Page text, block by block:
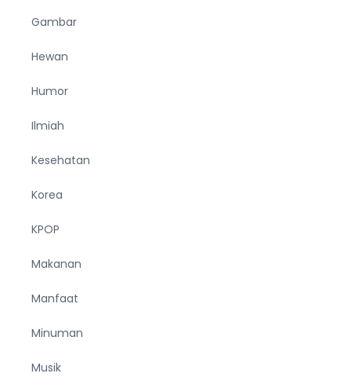
Gambar
Hewan
Humor
Ilmiah
Kesehatan
Korea
KPOP
Makanan
Manfaat
Minuman
Musik